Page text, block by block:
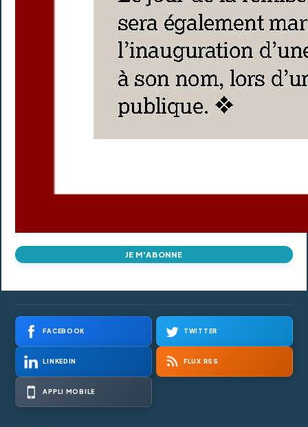
JE M'ABONNE
FACEBOOK TWITTER
LINKEDIN FLUX RSS
APPLI MOBILE